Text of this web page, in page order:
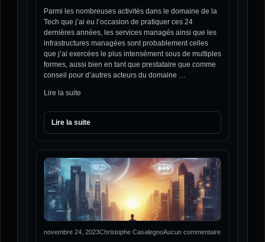
Parmi les nombreuses activités dans le domaine de la
Tech que j’ai eu l’occasion de pratiquer ces 24
dernières années, les services managés ainsi que les
infrastructures managées sont probablement celles
que j’ai exercées le plus intensément sous de multiples
formes, aussi bien en tant que prestataire que comme
conseil pour d’autres acteurs du domaine …
Lire la suite
Lire la suite
novembre 24, 2023Christophe CasalegnoAucun commentaire